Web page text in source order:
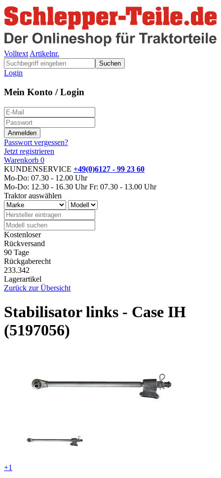
Volltext Artikelnr.
Suchen
Login
Mein Konto / Login
Passwort vergessen?
Jetzt registrieren
Warenkorb 0
KUNDENSERVICE +49(0)6127 - 99 23 60
Mo-Do: 07.30 - 12.00 Uhr
Mo-Do: 12.30 - 16.30 Uhr Fr: 07.30 - 13.00 Uhr
Traktor auswählen
Kostenloser
Rückversand
90 Tage
Rückgaberecht
233.342
Lagerartikel
Zurück zur Übersicht
Stabilisator links - Case IH
(5197056)
+1